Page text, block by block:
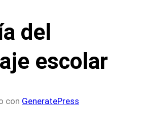
del
escolar
con GeneratePress